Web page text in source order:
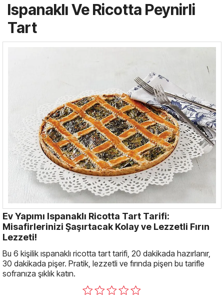
Ispanaklı Ve Ricotta Peynirli
Tart
Ev Yapımı Ispanaklı Ricotta Tart Tarifi:
Misafirlerinizi Şaşırtacak Kolay ve Lezzetli Fırın
Lezzeti!
Bu 6 kişilik ıspanaklı ricotta tart tarifi, 20 dakikada hazırlanır,
30 dakikada pişer. Pratik, lezzetli ve fırında pişen bu tarifle
sofranıza şıklık katın.